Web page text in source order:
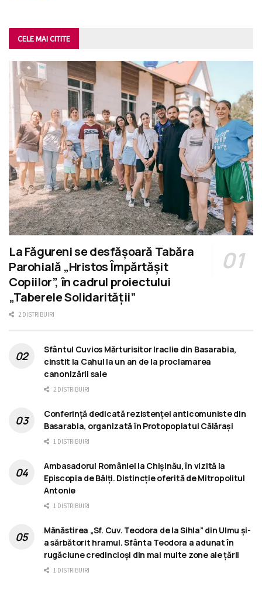
CELE MAI CITITE
La Făgureni se desfășoară Tabăra
Parohială „Hristos Împărtășit
Copiilor”, în cadrul proiectului
„Taberele Solidarității”
2 DISTRIBUIRI
Sfântul Cuvios Mărturisitor Iraclie din Basarabia,
cinstit la Cahul la un an de la proclamarea
canonizării sale
2 DISTRIBUIRI
Conferință dedicată rezistenței anticomuniste din
Basarabia, organizată în Protopopiatul Călărași
1 DISTRIBUIRI
Ambasadorul României la Chișinău, în vizită la
Episcopia de Bălți. Distincție oferită de Mitropolitul
Antonie
1 DISTRIBUIRI
Mănăstirea „Sf. Cuv. Teodora de la Sihla” din Ulmu și-
a sărbătorit hramul. Sfânta Teodora a adunat în
rugăciune credincioși din mai multe zone ale țării
1 DISTRIBUIRI